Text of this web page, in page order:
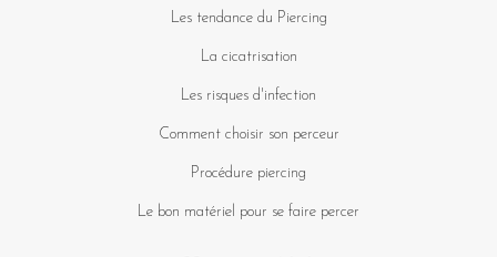
Les tendance du Piercing
La cicatrisation
Les risques d'infection
Comment choisir son perceur
Procédure piercing
Le bon matériel pour se faire percer